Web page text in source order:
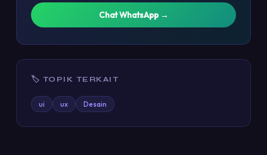
Chat WhatsApp →
🏷 TOPIK TERKAIT
ui ux Desain